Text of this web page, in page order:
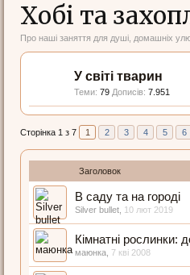
Хобі та
Про наші заняття для душі, домашніх
У світі тварин
Теми: 79 Дописів: 7.951
Сторінка 1 з 7 1 2 3 4 5 6
Заголовок
В саду та на городі
Silver bullet 10 лют 2019
Кімнатні рослинки:
маюнка 7 кві 2008